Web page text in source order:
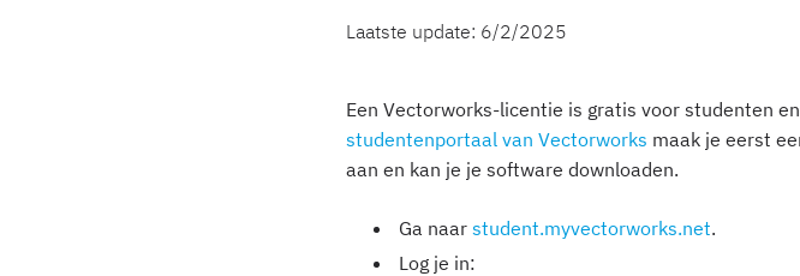
Laatste update: 6/2/2025
Een Vectorworks-licentie is gratis voor studenten
studentenportaal van Vectorworks maak je eerst
aan en kan je je software downloaden.
Ga naar student.myvectorworks.net.
Log je in: